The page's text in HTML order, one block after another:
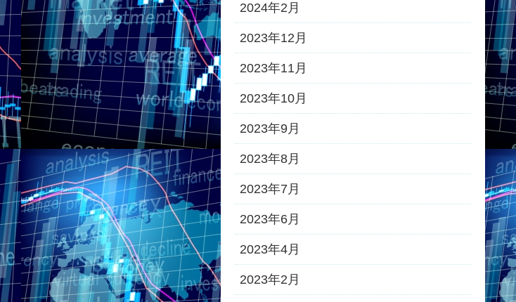
2024年2月
2023年12月
2023年11月
2023年10月
2023年9月
2023年8月
2023年7月
2023年6月
2023年4月
2023年2月